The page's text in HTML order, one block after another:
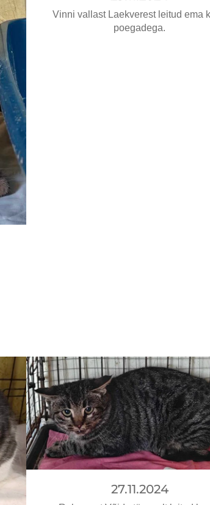
Vinni vallast Laekverest leitud ema
poegadega.
27.11.2024